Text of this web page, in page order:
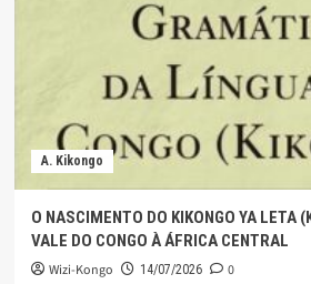
A. Kikongo
O NASCIMENTO DO KIKONGO YA LETA
VALE DO CONGO À ÁFRICA CENTRAL
Wizi-Kongo 14/07/2026 0